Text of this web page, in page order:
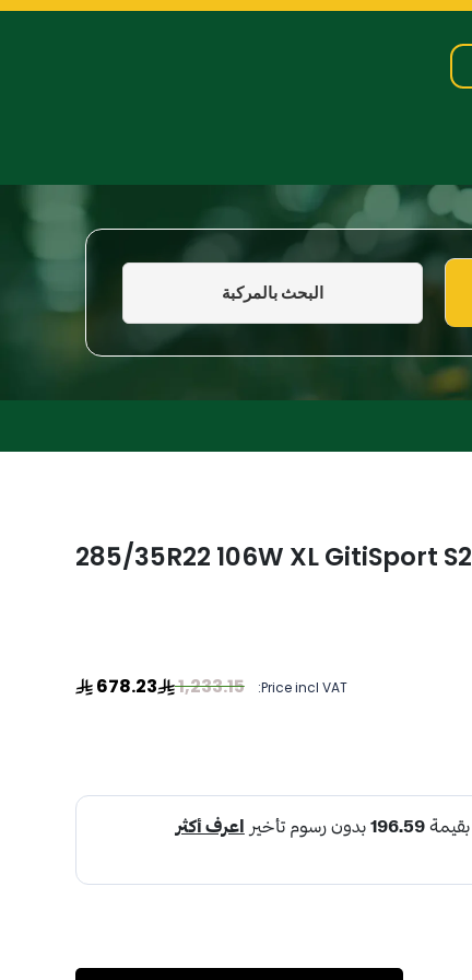
البحث بالمركبة
285/35R22 106W XL GitiSport S2
Price incl VAT:
1,233.15
678.23